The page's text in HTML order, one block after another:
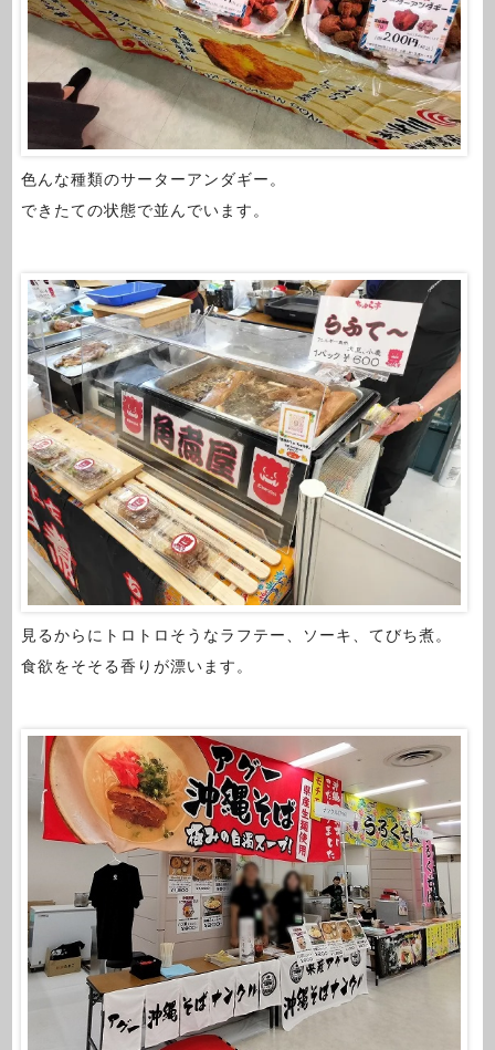
色んな種類のサーターアンダギー。
できたての状態で並んでいます。
見るからにトロトロそうなラフテー、ソーキ、てびち煮。
食欲をそそる香りが漂います。